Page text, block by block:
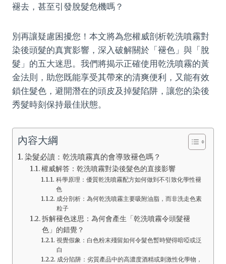
褪去，甚至引發脫髮危機嗎？
別再讓疑慮困擾您！本文將為您權威剖析乾洗噴霧對
染後頭髮的真實影響，深入破解關於「褪色」與「脫
髮」的五大迷思。我們將揭示正確使用乾洗噴霧的黃
金法則，助您既能享受其帶來的清爽便利，又能有效
鎖住髮色，避開潛在的頭皮及掉髮陷阱，讓您的染後
秀髮時刻保持最佳狀態。
內容大綱
染髮必讀：乾洗噴霧真的會導致褪色嗎？
權威解答：乾洗噴霧對染後髮色的直接影響
科學原理：優質乾洗噴霧配方如何做到不引致化學性褪
色
成分剖析：為何乾洗噴霧主要吸附油脂，而非洗走色素
粒子
拆解褪色迷思：為何會產生「乾洗噴霧令頭髮褪
色」的錯覺？
視覺假象：白色粉末殘留如何令髮色暫時變得暗啞或泛
白
成分陷阱：劣質產品中的高濃度酒精或刺激性化學物，